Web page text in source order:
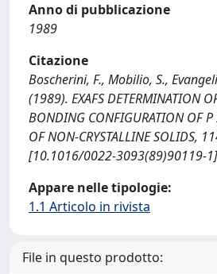
Anno di pubblicazione
1989
Citazione
Boscherini, F., Mobilio, S.,
(1989). EXAFS DETERMINATION
BONDING CONFIGURATION OF P
OF NON-CRYSTALLINE SOLIDS,
[10.1016/0022-3093(89)90119-
Appare nelle tipologie:
1.1 Articolo in rivista
File in questo prodotto: